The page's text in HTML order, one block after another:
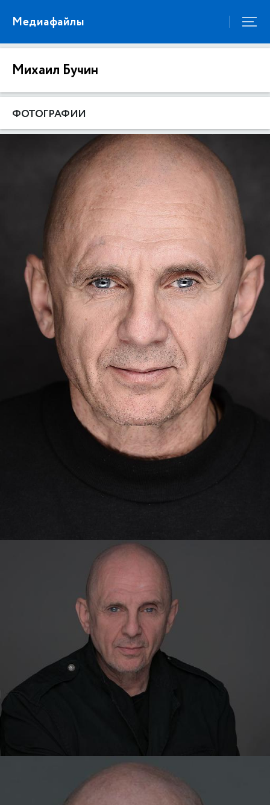
Медиафайлы
Михаил Бучин
ФОТОГРАФИИ